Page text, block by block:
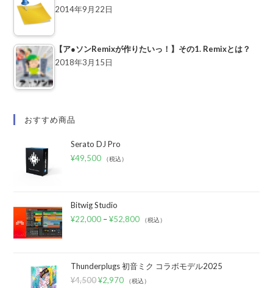
2014年9月22日
【ア●ソンRemixが作りたいっ！】その1. Remixとは？
2018年3月15日
おすすめ商品
Serato DJ Pro
¥49,500 （税込）
Bitwig Studio
¥22,000 –¥52,800 （税込）
Thunderplugs 初音ミク コラボモデル2025
¥4,500 ¥2,970 （税込）